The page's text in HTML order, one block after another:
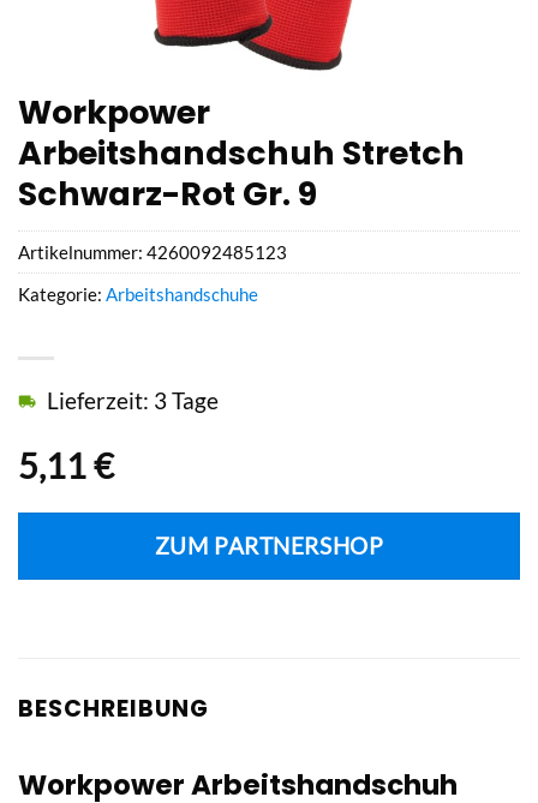
Workpower
Arbeitshandschuh Stretch
Schwarz-Rot Gr. 9
5,11€
Lieferzeit: 3 Tage
ZUM PARTNERSHOP
Artikelnummer: 4260092485123
Kategorie: Arbeitshandschuhe
BESCHREIBUNG
Workpower Arbeitshandschuh